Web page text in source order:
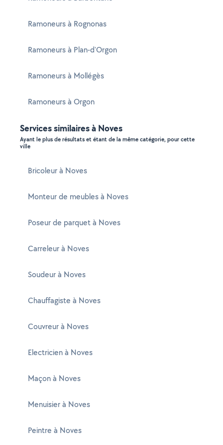
Ramoneurs à Rognonas
Ramoneurs à Plan-d'Orgon
Ramoneurs à Mollégès
Ramoneurs à Orgon
Services similaires à Noves
Ayant le plus de résultats et étant de la même catégorie, pour cette
ville
Bricoleur à Noves
Monteur de meubles à Noves
Poseur de parquet à Noves
Carreleur à Noves
Soudeur à Noves
Chauffagiste à Noves
Couvreur à Noves
Electricien à Noves
Maçon à Noves
Menuisier à Noves
Peintre à Noves